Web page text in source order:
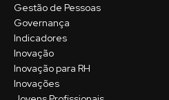
Gestão de Pessoas
Governança
Indicadores
Inovação
Inovação para RH
Inovações